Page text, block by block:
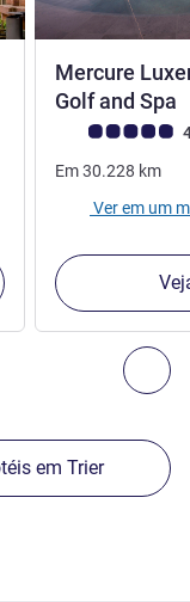
nas
nas
Mercure
Golf and Spa
Nota clientes
Em30.228 km
Ver em um
em Trier